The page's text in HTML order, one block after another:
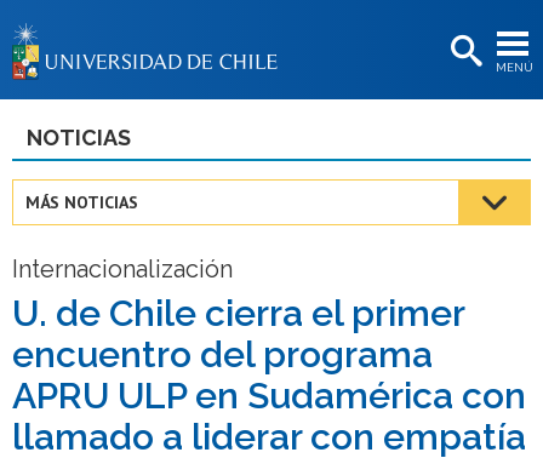
MENÚ
BIBLIOTECAS
Estudiantes
Académicas/os
Funcionarias/os
Egresadas/os
NOTICIAS
MÁS NOTICIAS
Internacionalización
U. de Chile cierra el primer
encuentro del programa
APRU ULP en Sudamérica con
llamado a liderar con empatía